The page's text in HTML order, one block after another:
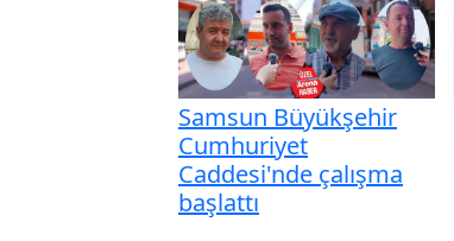
Samsun Büyükşehir
Cumhuriyet
Caddesi'nde çalışma
başlattı